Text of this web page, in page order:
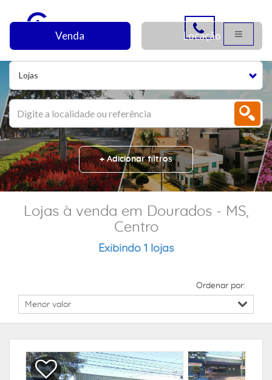
Lojas
Venda Locação
+ Adicionar filtros
Lojas à venda em Dourados - MS,
Centro
Exibindo 1 lojas
Ordenar por: